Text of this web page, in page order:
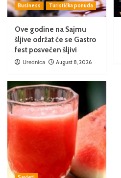
Business Turistička ponuda
Ove godine na Sajmu
šljive održat će se Gastro
fest posvećen šljivi
Urednica August 8, 2026